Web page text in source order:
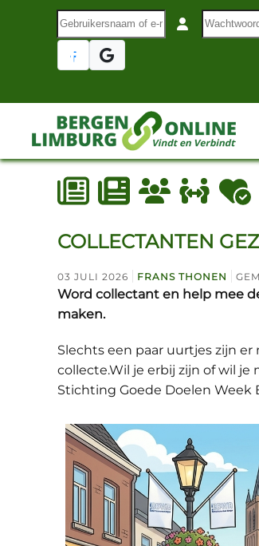
Terug naar hoofdinhoud
Gebruikersnaam of e-mail
COLLECTANTEN
03 JULI 2026 FRANS THONEN
Word collectant en help mee
maken.
Slechts een paar uurtjes zijn
collecte.Wil je erbij zijn of wil je
Stichting Goede Doelen Week